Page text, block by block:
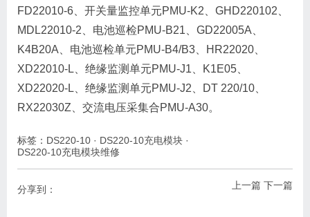
FD22010-6、开关量监控单元PMU-K2、GHD220102、
MDL22010-2、电池巡检PMU-B21、GD22005A、
K4B20A、电池巡检单元PMU-B4/B3、HR22020、
XD22010-L、绝缘监测单元PMU-J1、K1E05、
XD22020-L、绝缘监测单元PMU-J2、DT 220/10、
RX22030Z、交流电压采集合PMU-A30。
标签： DS220-10 · DS220-10充电模块 ·
DS220-10充电模块维修
上一篇 下一篇
分享到：